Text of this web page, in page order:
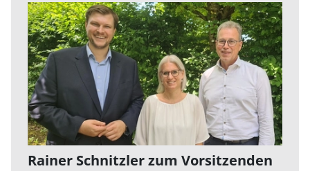
Rainer Schnitzler zum Vorsitzenden